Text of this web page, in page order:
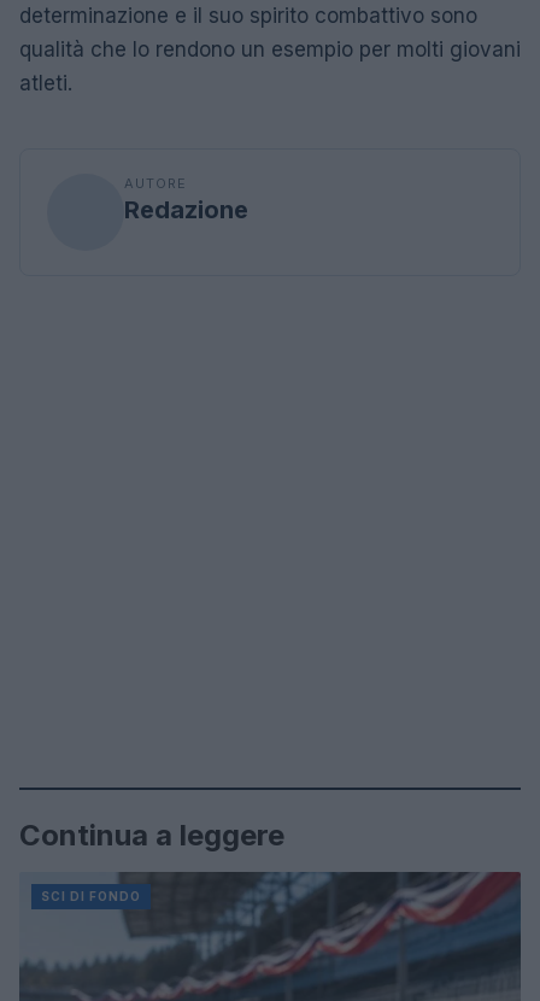
determinazione e il suo spirito combattivo sono
qualità che lo rendono un esempio per molti giovani
atleti.
AUTORE
Redazione
Continua a leggere
SCI DI FONDO